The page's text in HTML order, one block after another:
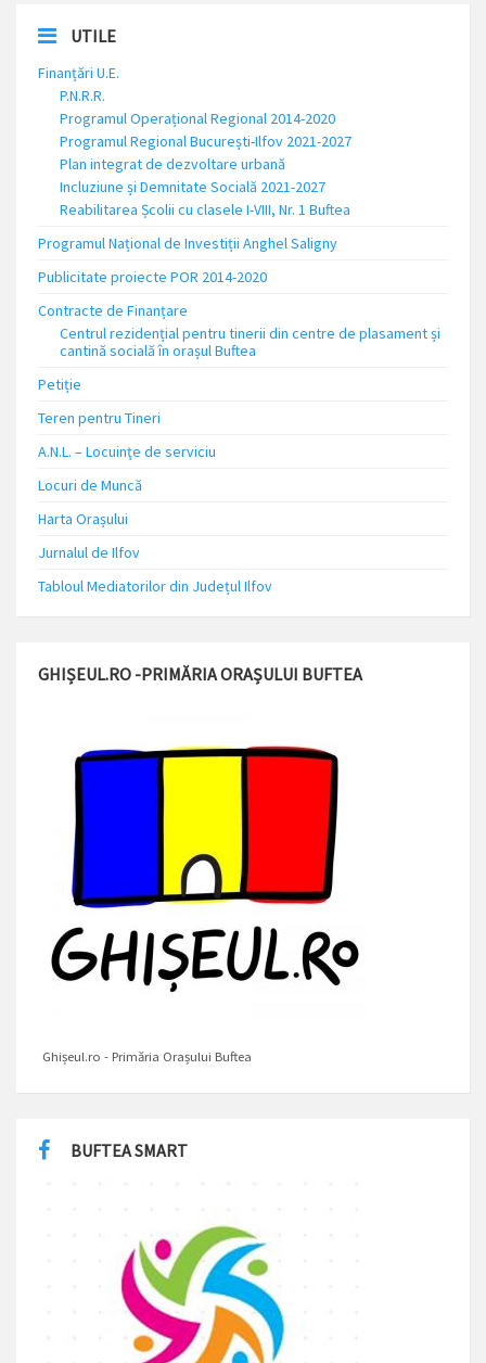
UTILE
Finanțări U.E.
P.N.R.R.
Programul Operațional Regional 2014-2020
Programul Regional București-Ilfov 2021-2027
Plan integrat de dezvoltare urbană
Incluziune și Demnitate Socială 2021-2027
Reabilitarea Școlii cu clasele I-VIII, Nr. 1 Buftea
Programul Național de Investiții Anghel Saligny
Publicitate proiecte POR 2014-2020
Contracte de Finanțare
Centrul rezidențial pentru tinerii din centre de plasament și
cantină socială în orașul Buftea
Petiție
Teren pentru Tineri
A.N.L. – Locuinţe de serviciu
Locuri de Muncă
Harta Orașului
Jurnalul de Ilfov
Tabloul Mediatorilor din Județul Ilfov
GHIȘEUL.RO -PRIMĂRIA ORAȘULUI BUFTEA
Ghișeul.ro - Primăria Orașului Buftea
BUFTEA SMART